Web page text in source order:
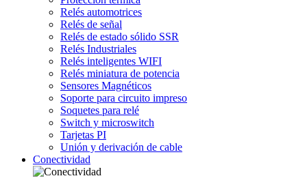
Relés automotrices
Relés de señal
Relés de estado sólido SSR
Relés Industriales
Relés inteligentes WIFI
Relés miniatura de potencia
Sensores Magnéticos
Soporte para circuito impreso
Soquetes para relé
Switch y microswitch
Tarjetas PI
Unión y derivación de cable
Conectividad